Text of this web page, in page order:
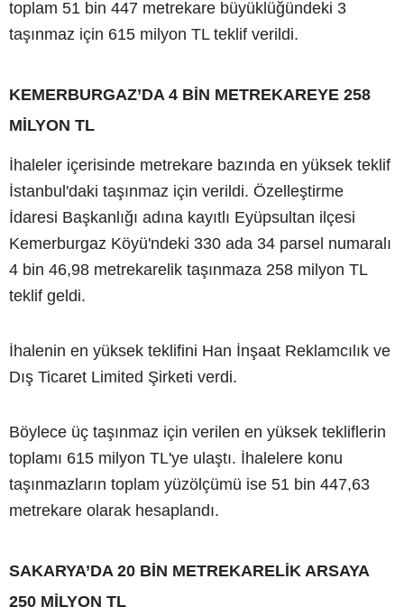
toplam 51 bin 447 metrekare büyüklüğündeki 3
taşınmaz için 615 milyon TL teklif verildi.
KEMERBURGAZ’DA 4 BİN METREKAREYE 258
MİLYON TL
İhaleler içerisinde metrekare bazında en yüksek teklif
İstanbul'daki taşınmaz için verildi. Özelleştirme
İdaresi Başkanlığı adına kayıtlı Eyüpsultan ilçesi
Kemerburgaz Köyü'ndeki 330 ada 34 parsel numaralı
4 bin 46,98 metrekarelik taşınmaza 258 milyon TL
teklif geldi.
İhalenin en yüksek teklifini Han İnşaat Reklamcılık ve
Dış Ticaret Limited Şirketi verdi.
Böylece üç taşınmaz için verilen en yüksek tekliflerin
toplamı 615 milyon TL'ye ulaştı. İhalelere konu
taşınmazların toplam yüzölçümü ise 51 bin 447,63
metrekare olarak hesaplandı.
SAKARYA’DA 20 BİN METREKARELİK ARSAYA
250 MİLYON TL